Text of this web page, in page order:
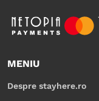
MENIU
Despre stayhere.ro